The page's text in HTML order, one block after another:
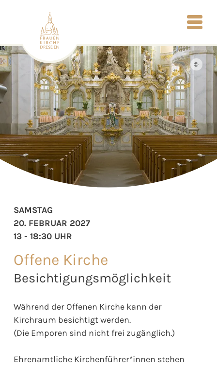
©
Offene Kirche
Besichtigungsmöglichkeit
Während der Offenen Kirche kann der
Kirchraum besichtigt werden.
(Die Emporen sind nicht frei zugänglich.)
Ehrenamtliche Kirchenführer*innen stehen
SAMSTAG
20. FEBRUAR 2027
13 - 18:30 UHR